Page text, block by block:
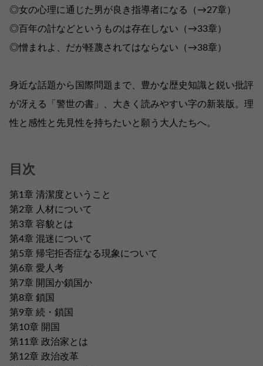
◎女の心理に通じた男が良き指導者になる（→27章）
◎百年の計などというものは存在しない（→33章）
◎憎まれよ、だが軽蔑されてはならない（→38章）
身近な話題から国際問題まで、豊かな歴史知識と鋭い批評
が冴える「警世の書」、大きく読みやすい字の新装版。理
性と感性と先見性を持ちたいと願う大人たちへ。
目次
第1章 清潔度ということ
第2章 人材について
第3章 容貌とは
第4章 混迷について
第5章 帰宅拒否症なる現象について
第6章 愛人考
第7章 開国か鎖国か
第8章 鎖国
第9章 続・鎖国
第10章 開国
第11章 政治家とは
第12章 政治改革